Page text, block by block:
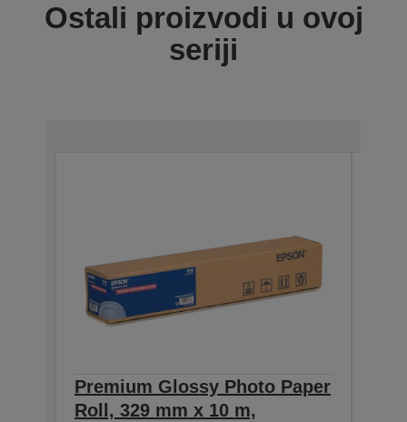
Ostali proizvodi u ovoj
seriji
Premium Glossy Photo Paper
Roll, 329 mm x 10 m,